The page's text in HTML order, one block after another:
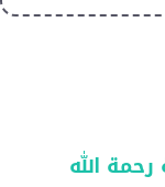
الله